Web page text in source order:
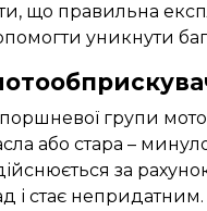
що правильна
уникнути
групи
або стара –
за
і стає